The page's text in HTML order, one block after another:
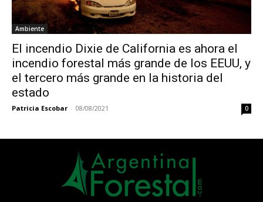
Ambiente
El incendio Dixie de California es ahora el
incendio forestal más grande de los EEUU, y
el tercero más grande en la historia del
estado
Patricia Escobar - 08/08/2021 0